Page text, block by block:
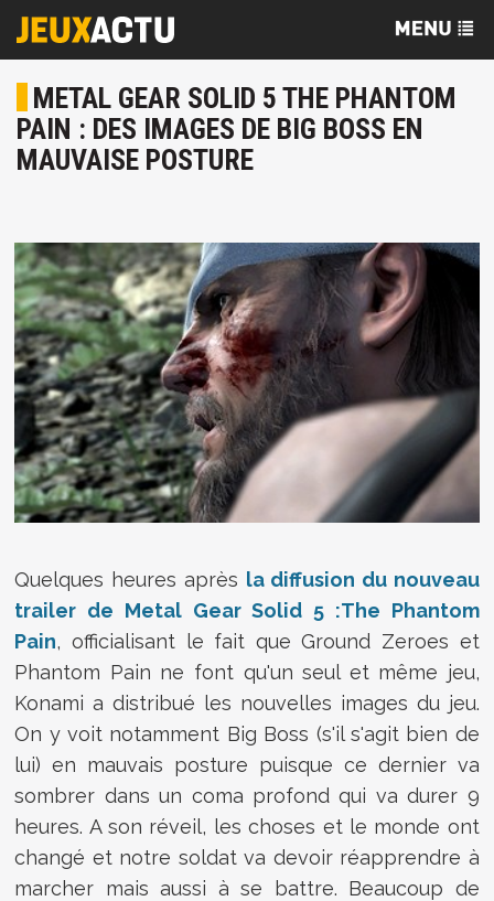
METAL GEAR SOLID 5 THE PHANTOM
PAIN : DES IMAGES DE BIG BOSS EN
MAUVAISE POSTURE
Quelques heures après la diffusion du nouveau
trailer de Metal Gear Solid 5 :The Phantom
Pain, officialisant le fait que Ground Zeroes et
Phantom Pain ne font qu'un seul et même jeu,
Konami a distribué les nouvelles images du jeu.
On y voit notamment Big Boss (s'il s'agit bien de
lui) en mauvais posture puisque ce dernier va
sombrer dans un coma profond qui va durer 9
heures. A son réveil, les choses et le monde ont
changé et notre soldat va devoir réapprendre à
marcher mais aussi à se battre. Beaucoup de